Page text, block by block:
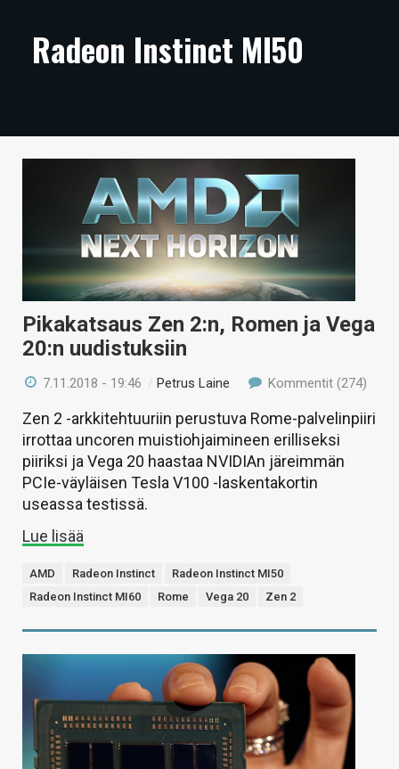
ARTIKKELIT
TECHBBS
KAUPPA
VAIHDA TEEMA
HAKU
Radeon Instinct MI50
Pikakatsaus Zen 2:n, Romen ja Vega
20:n uudistuksiin
7.11.2018 - 19:46 /Petrus Laine Kommentit (274)
Zen 2 -arkkitehtuuriin perustuva Rome-palvelinpiiri
irrottaa uncoren muistiohjaimineen erilliseksi
piiriksi ja Vega 20 haastaa NVIDIAn järeimmän
PCIe-väyläisen Tesla V100 -laskentakortin
useassa testissä.
Lue lisää
AMD Radeon Instinct
Radeon Instinct MI50
Radeon Instinct MI60
Rome Vega 20 Zen 2